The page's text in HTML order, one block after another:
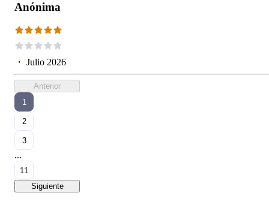
Anónima
・ Julio 2026
Anterior
1
2
3
...
11
Siguiente